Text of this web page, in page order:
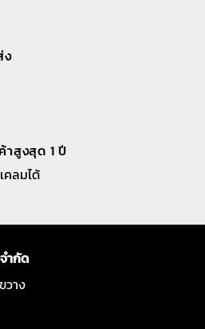
ง
าสูงสุด 1 ปี
ลมได้
ำกัด
วาง